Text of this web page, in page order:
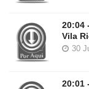
20:04
Vila
30
20:01